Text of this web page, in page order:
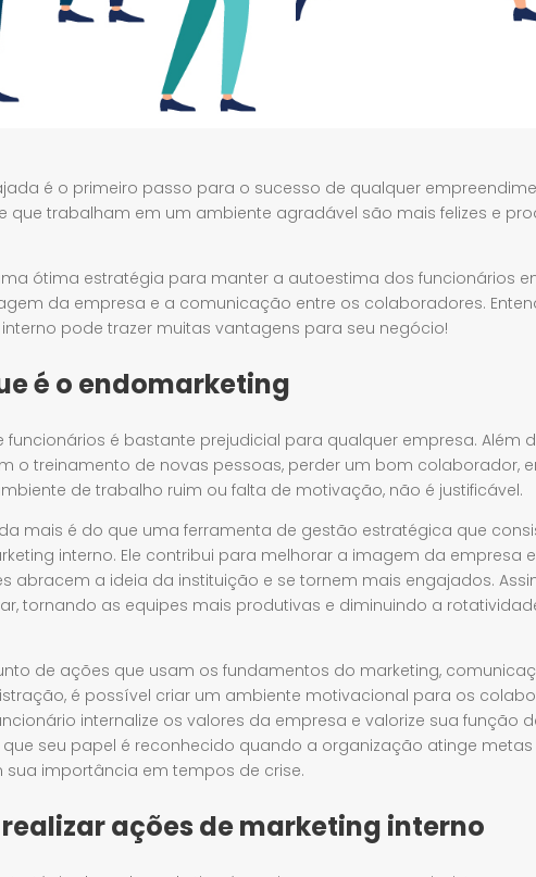
é o primeiro passo para o sucesso de qualquer
que trabalham em um ambiente agradável são mais felizes e
ótima estratégia para manter a autoestima dos funcionários
da empresa e a comunicação entre os colaboradores.
pode trazer muitas vantagens para seu negócio!
é o endomarketing
funcionários é bastante prejudicial para qualquer empresa. Além
o treinamento de novas pessoas, perder um bom colaborador,
de trabalho ruim ou falta de motivação, não é justificável.
mais é do que uma ferramenta de gestão estratégica que
interno. Ele contribui para melhorar a imagem da empresa
abracem a ideia da instituição e se tornem mais engajados.
tornando as equipes mais produtivas e diminuindo a
de ações que usam os fundamentos do marketing,
é possível criar um ambiente motivacional para os
internalize os valores da empresa e valorize sua função
que seu papel é reconhecido quando a organização atinge
sua importância em tempos de crise.
ações de marketing interno